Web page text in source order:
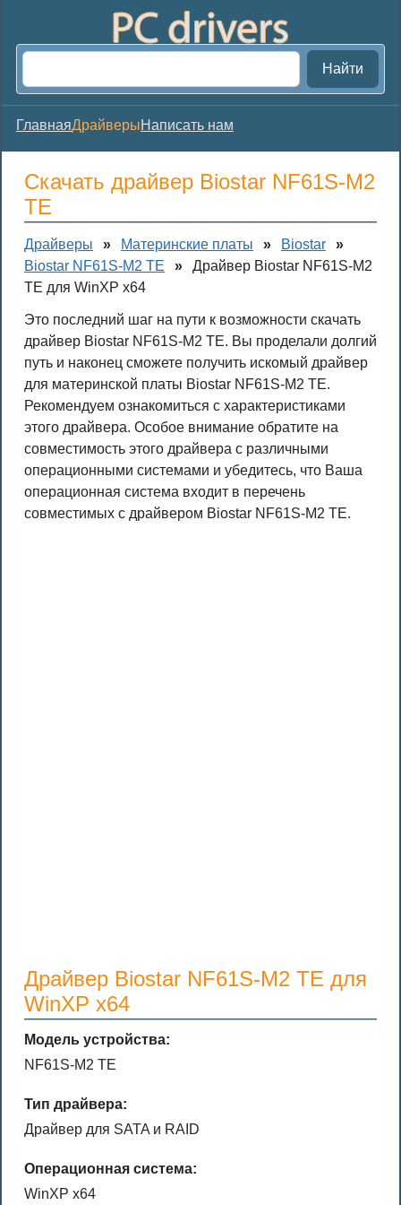
Найти
ГлавнаяДрайверыНаписать нам
Скачать драйвер Biostar NF61S-M2
TE
Драйверы » Материнские платы » Biostar
»
Biostar NF61S-M2 TE
»
Драйвер Biostar NF61S-M2
TE для WinXP x64
Это последний шаг на пути к возможности скачать
драйвер Biostar NF61S-M2 TE. Вы проделали долгий
путь и наконец сможете получить искомый драйвер
для материнской платы Biostar NF61S-M2 TE.
Рекомендуем ознакомиться с характеристиками
этого драйвера. Особое внимание обратите на
совместимость этого драйвера с различными
операционными системами и убедитесь, что Ваша
операционная система входит в перечень
совместимых с драйвером Biostar NF61S-M2 TE.
Драйвер Biostar NF61S-M2 TE для
WinXP x64
Модель устройства:
NF61S-M2 TE
Тип драйвера:
Драйвер для SATA и RAID
Операционная система:
WinXP x64